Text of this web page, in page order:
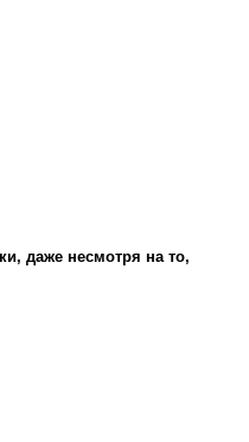
даже несмотря на то,